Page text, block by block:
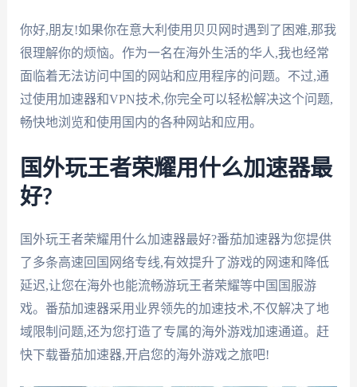
你好,朋友!如果你在意大利使用贝贝网时遇到了困难,那我
很理解你的烦恼。作为一名在海外生活的华人,我也经常
面临着无法访问中国的网站和应用程序的问题。不过,通
过使用加速器和VPN技术,你完全可以轻松解决这个问题,
畅快地浏览和使用国内的各种网站和应用。
国外玩王者荣耀用什么加速器最
好?
国外玩王者荣耀用什么加速器最好?番茄加速器为您提供
了多条高速回国网络专线,有效提升了游戏的网速和降低
延迟,让您在海外也能流畅游玩王者荣耀等中国国服游
戏。番茄加速器采用业界领先的加速技术,不仅解决了地
域限制问题,还为您打造了专属的海外游戏加速通道。赶
快下载番茄加速器,开启您的海外游戏之旅吧!